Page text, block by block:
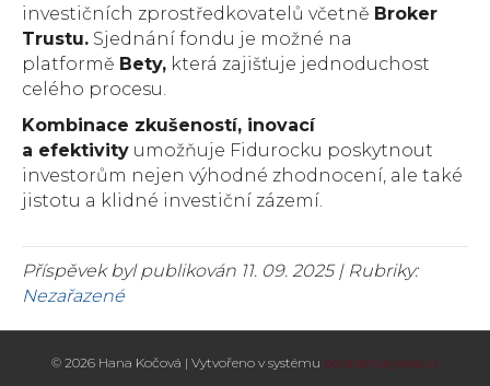
investičních zprostředkovatelů včetně Broker
Trustu. Sjednání fondu je možné na
platformě Bety, která zajišťuje jednoduchost
celého procesu.
Kombinace zkušeností, inovací
a efektivity umožňuje Fidurocku poskytnout
investorům nejen výhodné zhodnocení, ale také
jistotu a klidné investiční zázemí.
Příspěvek byl publikován 11. 09. 2025 | Rubriky:
Nezařazené
© 2026 Hana Kočová | Vytvořeno v systému poradenskyweb.cz